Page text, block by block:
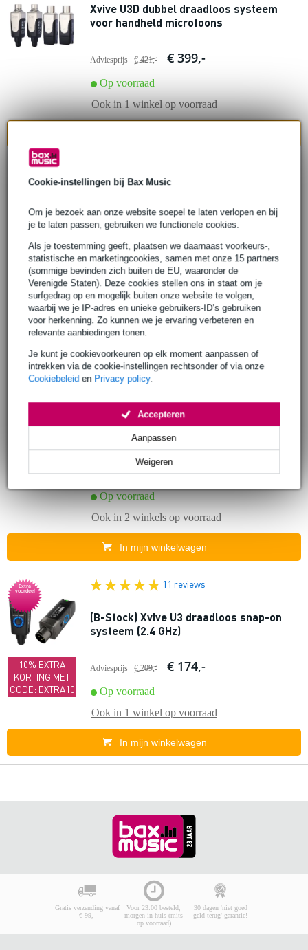
Cookie-instellingen bij Bax Music
Om je bezoek aan onze website soepel te laten verlopen en bij
je te laten passen, gebruiken we functionele cookies.
Als je toestemming geeft, plaatsen we daarnaast voorkeurs-,
statistische en marketingcookies, samen met onze 15 partners
(sommige bevinden zich buiten de EU, waaronder de
Verenigde Staten). Deze cookies stellen ons in staat om je
surfgedrag op en mogelijk buiten onze website te volgen,
waarbij we je IP-adres en unieke gebruikers-ID’s gebruiken
voor herkenning. Zo kunnen we je ervaring verbeteren en
relevante aanbiedingen tonen.
Je kunt je cookievoorkeuren op elk moment aanpassen of
intrekken via de cookie-instellingen rechtsonder of via onze
Cookiebeleid en Privacy policy.
Weigeren
Aanpassen
Accepteren
Xvive U3D dubbel draadloos systeem
voor handheld microfoons
Adviesprijs € 421,- € 399,-
Op voorraad
Ook in 1 winkel op voorraad
lair
Xvive U3C draadloos systeem voor
condensatormicrofoons
Adviesprijs € 263,- € 209,-
Op voorraad
Ook in 2 winkels op voorraad
In mijn winkelwagen
Extra
voordeel
10% EXTRA
KORTING MET
CODE: EXTRA10
11 reviews
(B-Stock) Xvive U3 draadloos snap-on
systeem (2.4 GHz)
Adviesprijs € 209,- € 174,-
Op voorraad
Ook in 1 winkel op voorraad
In mijn winkelwagen
Gratis verzending vanaf
€ 99,-
Voor 23:00 besteld,
morgen in huis (mits
op voorraad)
30 dagen 'niet goed
geld terug' garantie!